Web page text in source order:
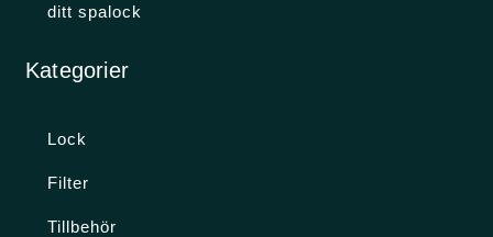
ditt spalock
Kategorier
Lock
Filter
Tillbehör